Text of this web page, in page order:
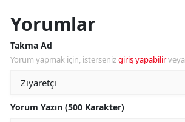
Yorumlar
Takma Ad
Yorum yapmak için, istersenizgiriş yapabilirveya
Yorum Yazın (500 Karakter)